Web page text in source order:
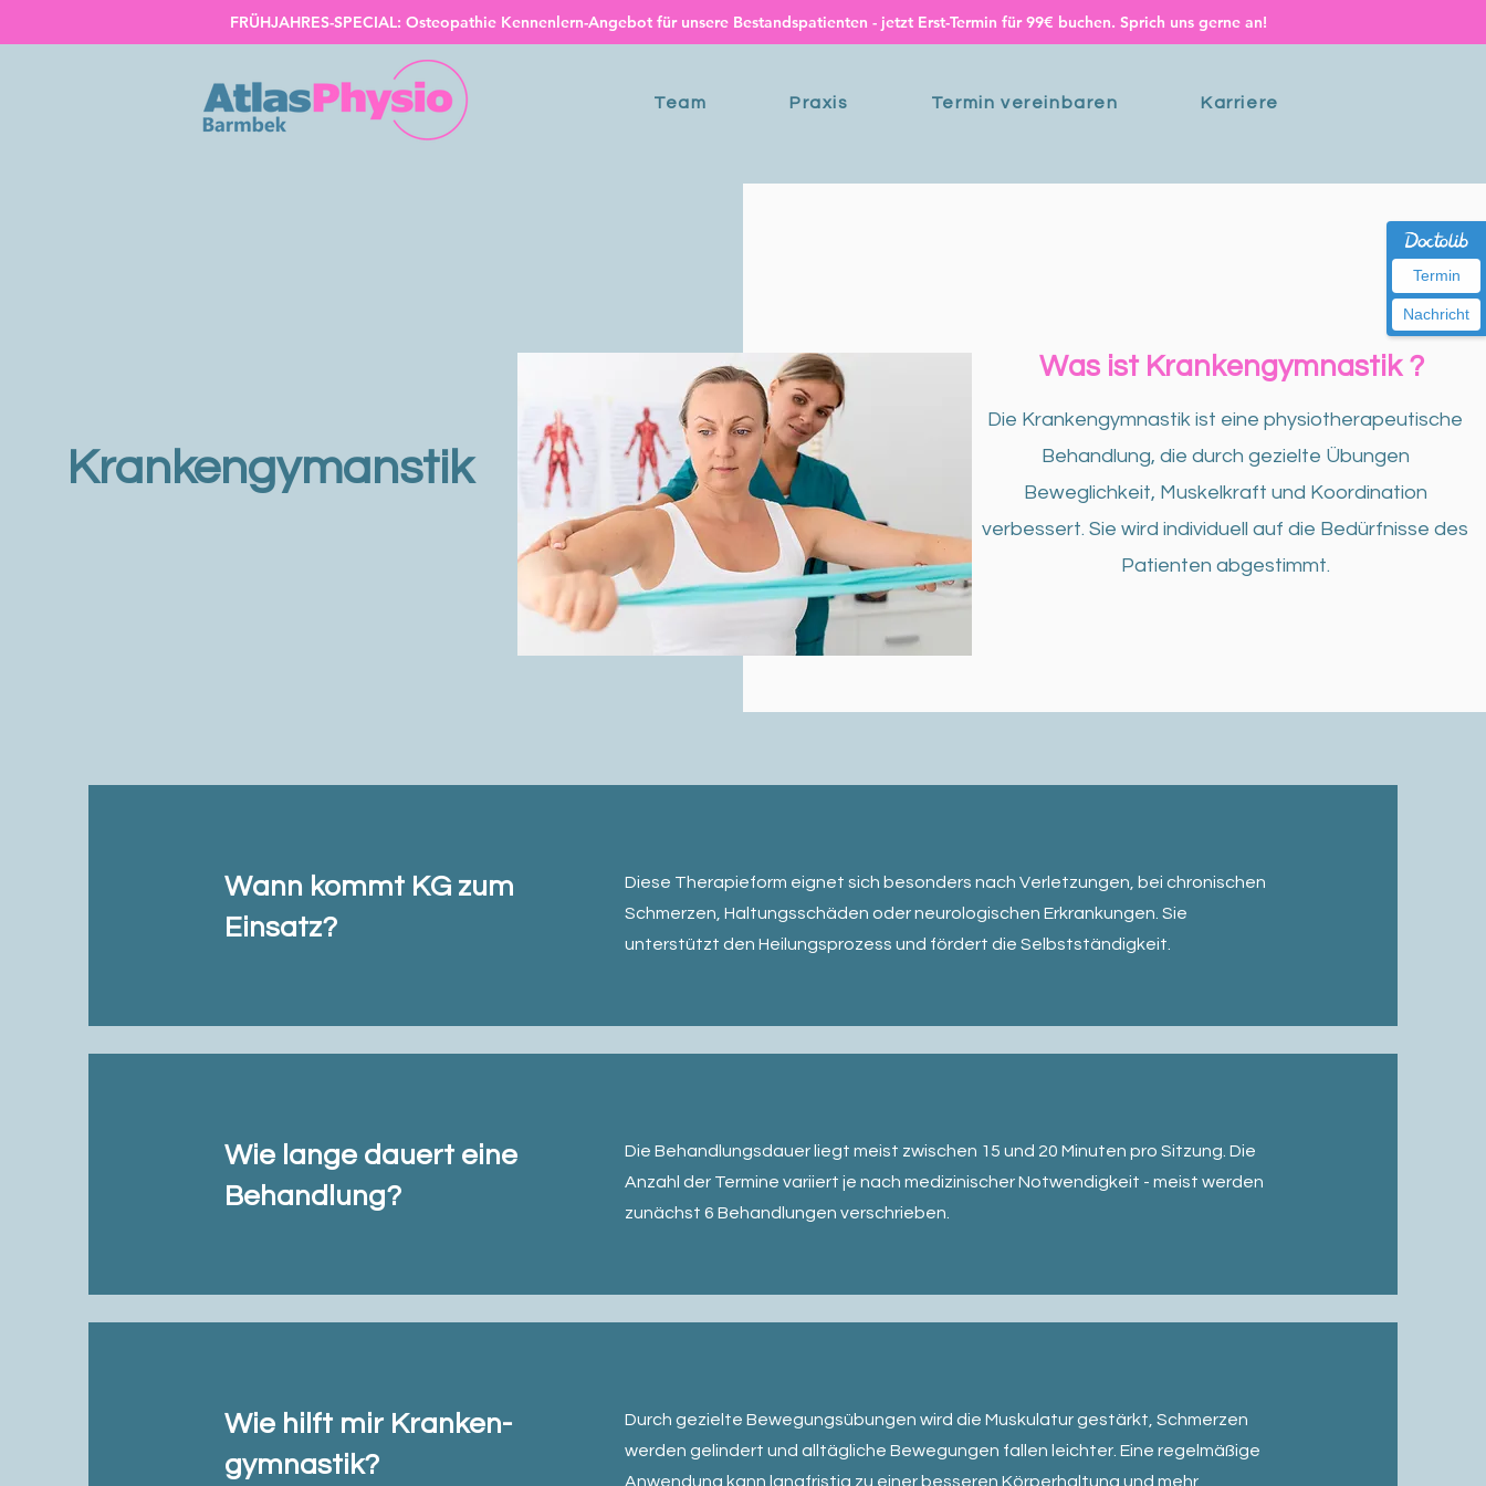
Termin
Nachricht
FRÜHJAHRES-SPECIAL: Osteopathie Kennenlern-Angebot für unsere Bestandspatienten - jetzt Erst-Termin für 99€ buchen. Sprich uns gerne an!
Team Praxis Termin vereinbaren Karriere
Krankengymanstik
Was ist Krankengymnastik ?
Die Krankengymnastik ist eine physiotherapeutische
Behandlung, die durch gezielte Übungen
Beweglichkeit, Muskelkraft und Koordination
verbessert. Sie wird individuell auf die Bedürfnisse des
Patienten abgestimmt.
Wann kommt KG zum
Einsatz?
Diese Therapieform eignet sich besonders nach Verletzungen, bei chronischen
Schmerzen, Haltungsschäden oder neurologischen Erkrankungen. Sie
unterstützt den Heilungsprozess und fördert die Selbstständigkeit.
Wie lange dauert eine
Behandlung?
Die Behandlungsdauer liegt meist zwischen 15 und 20 Minuten pro Sitzung. Die
Anzahl der Termine variiert je nach medizinischer Notwendigkeit - meist werden
zunächst 6 Behandlungen verschrieben.
Wie hilft mir Kranken-
gymnastik?
Durch gezielte Bewegungsübungen wird die Muskulatur gestärkt, Schmerzen
werden gelindert und alltägliche Bewegungen fallen leichter. Eine regelmäßige
Anwendung kann langfristig zu einer besseren Körperhaltung und mehr